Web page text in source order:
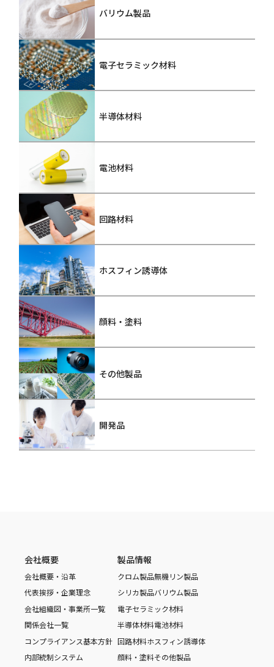
バリウム製品
電子セラミック材料
半導体材料
電池材料
回路材料
ホスフィン誘導体
顔料・塗料
その他製品
開発品
会社概要
会社概要・沿革
代表挨拶・企業理念
会社組織図・事業所一覧
関係会社一覧
コンプライアンス基本方針
内部統制システム
製品情報
クロム製品無機リン製品
シリカ製品バリウム製品
電子セラミック材料
半導体材料電池材料
回路材料ホスフィン誘導体
顔料・塗料その他製品